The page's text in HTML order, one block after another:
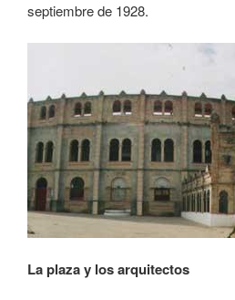
septiembre de 1928.
La plaza y los arquitectos